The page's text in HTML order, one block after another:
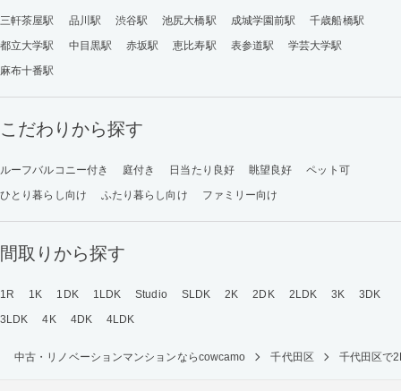
三軒茶屋駅 品川駅 渋谷駅 池尻大橋駅 成城学園前駅
千歳船橋駅
都立大学駅
中目黒駅 赤坂駅 恵比寿駅 表参道駅
学芸大学駅
麻布十番駅
こだわりから探す
ルーフバルコニー付き 庭付き 日当たり良好 眺望良好
ペット可
ひとり暮らし向け
ふたり暮らし向け ファミリー向け
間取りから探す
1R 1K 1DK 1LDK Studio SLDK 2K 2DK 2LDK 3K
3DK
3LDK
4K 4DK 4LDK
中古・リノベーションマンションならcowcamo 千代田区 千代田区で